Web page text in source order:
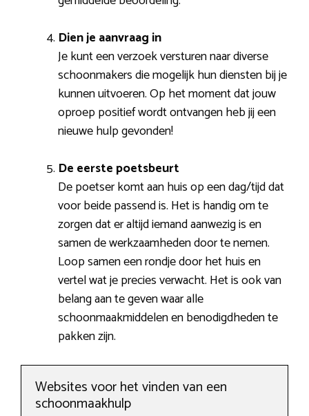
Dien je aanvraag in
Je kunt een verzoek versturen naar diverse
schoonmakers die mogelijk hun diensten bij je
kunnen uitvoeren. Op het moment dat jouw
oproep positief wordt ontvangen heb jij een
nieuwe hulp gevonden!
De eerste poetsbeurt
De poetser komt aan huis op een dag/tijd dat
voor beide passend is. Het is handig om te
zorgen dat er altijd iemand aanwezig is en
samen de werkzaamheden door te nemen.
Loop samen een rondje door het huis en
vertel wat je precies verwacht. Het is ook van
belang aan te geven waar alle
schoonmaakmiddelen en benodigdheden te
pakken zijn.
Websites voor het vinden van een
schoonmaakhulp